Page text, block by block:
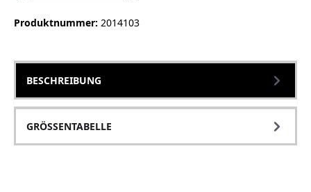
Produktnummer: 2014103
BESCHREIBUNG
GRÖSSENTABELLE